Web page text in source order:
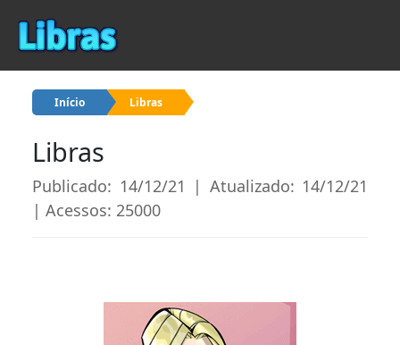
Início Libras
Libras
Publicado: 14/12/21 | Atualizado: 14/12/21
| Acessos: 25000